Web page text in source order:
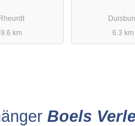
Rheurdt
9.6 km
6.3 km
Boels